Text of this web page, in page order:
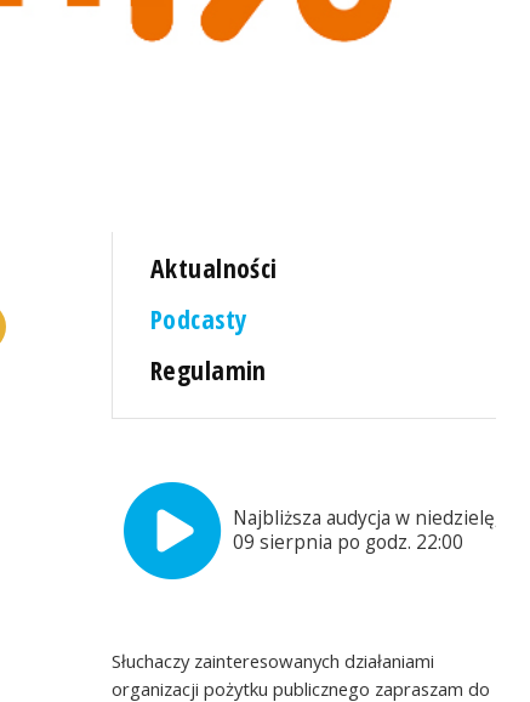
Aktualności
Podcasty
Regulamin
Najbliższa audycja w niedzielę,
09 sierpnia po godz. 22:00
Słuchaczy zainteresowanych działaniami
organizacji pożytku publicznego zapraszam do